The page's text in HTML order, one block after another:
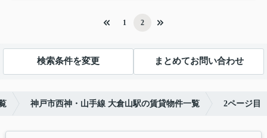
1 2
検索条件を変更 まとめてお問い合わせ
神戸市西神・山手線 大倉山駅の賃貸物件一覧 2ページ目